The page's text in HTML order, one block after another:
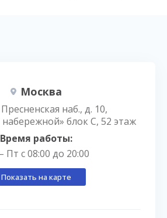
Москва
наб., д. 10,
блок С, 52 этаж
Время работы:
Пт с 08:00 до 20:00
Показать на карте